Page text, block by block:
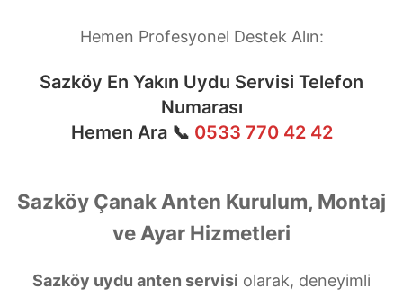
Hemen Profesyonel Destek Alın:
Sazköy En Yakın Uydu Servisi Telefon
Numarası
Hemen Ara 📞 0533 770 42 42
Sazköy Çanak Anten Kurulum, Montaj
ve Ayar Hizmetleri
Sazköy uydu anten servisi olarak, deneyimli